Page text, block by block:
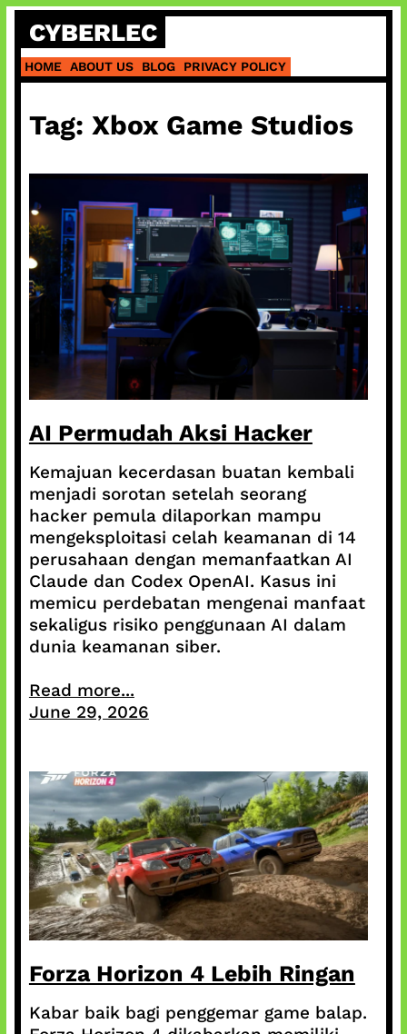
Skip
content
CYBERLEC
HOME ABOUT US BLOG PRIVACY POLICY
Tag: Xbox Game Studios
AI Permudah Aksi Hacker
Kemajuan kecerdasan buatan kembali
menjadi sorotan setelah seorang
hacker pemula dilaporkan mampu
mengeksploitasi celah keamanan di 14
perusahaan dengan memanfaatkan AI
Claude dan Codex OpenAI. Kasus ini
memicu perdebatan mengenai manfaat
sekaligus risiko penggunaan AI dalam
dunia keamanan siber.
Read more...
June 29, 2026
Forza Horizon 4 Lebih Ringan
Kabar baik bagi penggemar game balap.